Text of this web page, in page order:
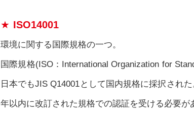
ISO14001
環境に関する国際規格の一つ。
国際規格(ISO：International Organization for
日本でもJIS Q14001として国内規格に採択され
年以内に改訂された規格での認証を受ける必要が